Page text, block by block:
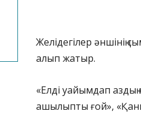
Желідегілер әншінің
алып жатыр.
«Елді уайымдап аздың
ашылыпты ғой»,